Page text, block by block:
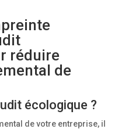
réduire
de
écologique ?
de votre entreprise, il